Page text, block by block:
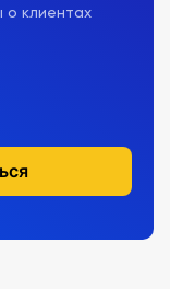
клиентах